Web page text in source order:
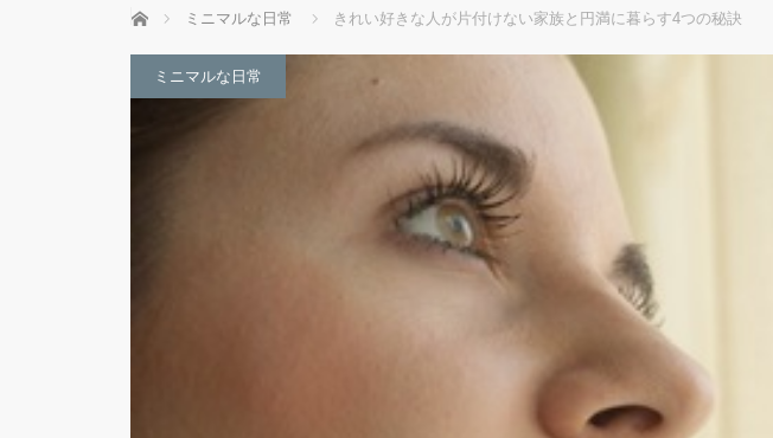
ホーム ミニマルな日常 きれい好きな人が片付けない家族と円満に暮らす4つの秘訣
ミニマルな日常